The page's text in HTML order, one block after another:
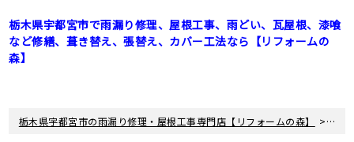
栃木県宇都宮市で雨漏り修理、屋根工事、雨どい、瓦屋根、漆喰
など修繕、葺き替え、張替え、カバー工法なら【リフォームの
森】
栃木県宇都宮市の雨漏り修理・屋根工事専門店【リフォームの森】 > 新着